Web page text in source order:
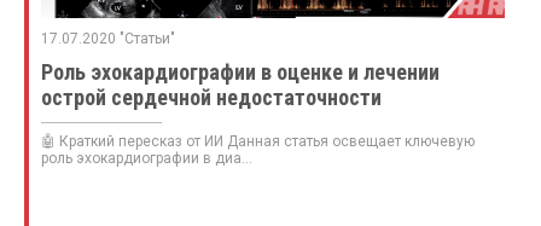
17.07.2020 "Статьи"
Роль эхокардиографии в оценке и лечении
острой сердечной недостаточности
🤖 Краткий пересказ от ИИ Данная статья освещает ключевую
роль эхокардиографии в диа...